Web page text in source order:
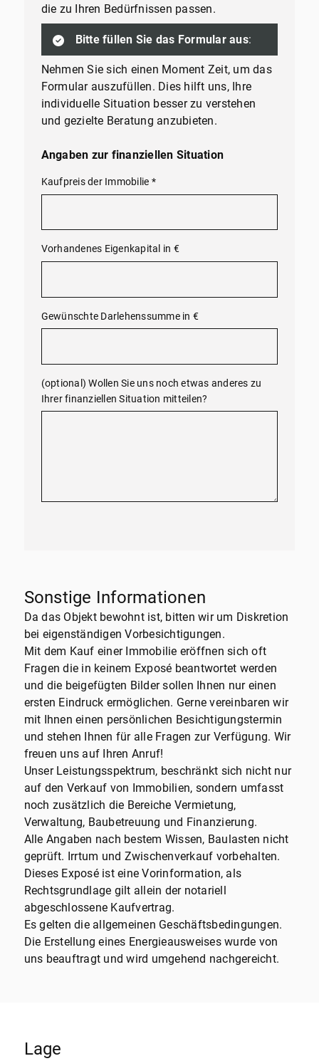
die zu Ihren Bedürfnissen passen.
Bitte füllen Sie das Formular aus:
Nehmen Sie sich einen Moment Zeit, um das
Formular auszufüllen. Dies hilft uns, Ihre
individuelle Situation besser zu verstehen
und gezielte Beratung anzubieten.
Angaben zur finanziellen Situation
Kaufpreis der Immobilie *
Vorhandenes Eigenkapital in €
Gewünschte Darlehenssumme in €
(optional) Wollen Sie uns noch etwas anderes zu
Ihrer finanziellen Situation mitteilen?
Sonstige Informationen
Da das Objekt bewohnt ist, bitten wir um Diskretion
bei eigenständigen Vorbesichtigungen.
Mit dem Kauf einer Immobilie eröffnen sich oft
Fragen die in keinem Exposé beantwortet werden
und die beigefügten Bilder sollen Ihnen nur einen
ersten Eindruck ermöglichen. Gerne vereinbaren wir
mit Ihnen einen persönlichen Besichtigungstermin
und stehen Ihnen für alle Fragen zur Verfügung. Wir
freuen uns auf Ihren Anruf!
Unser Leistungsspektrum, beschränkt sich nicht nur
auf den Verkauf von Immobilien, sondern umfasst
noch zusätzlich die Bereiche Vermietung,
Verwaltung, Baubetreuung und Finanzierung.
Alle Angaben nach bestem Wissen, Baulasten nicht
geprüft. Irrtum und Zwischenverkauf vorbehalten.
Dieses Exposé ist eine Vorinformation, als
Rechtsgrundlage gilt allein der notariell
abgeschlossene Kaufvertrag.
Es gelten die allgemeinen Geschäftsbedingungen.
Die Erstellung eines Energieausweises wurde von
uns beauftragt und wird umgehend nachgereicht.
Lage